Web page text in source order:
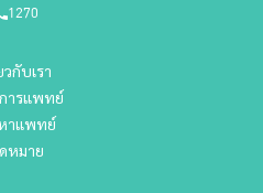
1270
วกับเรา
ารแพทย์
าแพทย์
หมาย